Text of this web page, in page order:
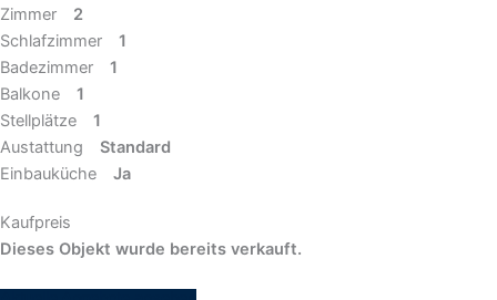
Zimmer
2
Schlafzimmer
1
Badezimmer
1
Balkone
1
Stellplätze
1
Austattung
Standard
Einbauküche
Ja
Kaufpreis
Dieses Objekt wurde bereits verkauft.